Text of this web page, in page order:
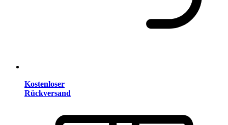
Kostenloser
Rückversand